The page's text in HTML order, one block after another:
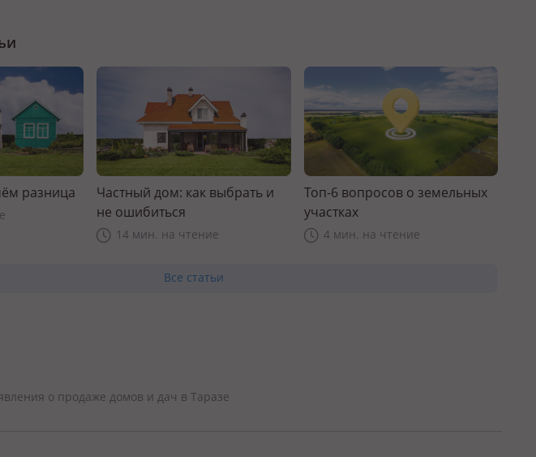
разница
Частный дом: как выбрать и
не ошибиться
14 мин. на чтение
Топ-6 вопросов о земельных
участках
4 мин. на чтение
Все статьи
о продаже домов и дач в Таразе